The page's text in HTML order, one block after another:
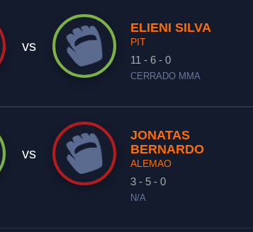
vs
ELIENI SILVA
PIT
11 - 6 - 0
CERRADO MMA
vs
JONATAS
BERNARDO
ALEMAO
3 - 5 - 0
N/A